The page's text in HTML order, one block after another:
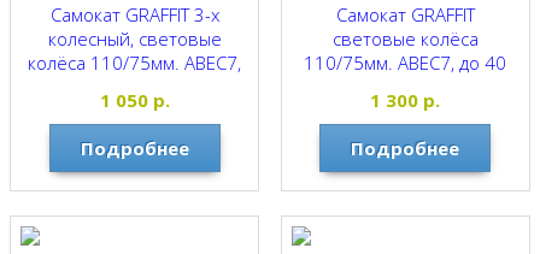
Самокат GRAFFIT 3-х
колесный, световые
колёса 110/75мм. ABEC7,
ЖЁЛТЫЙ
GRAFFITI
1 050р.
Подробнее
Самокат GRAFFIT
световые колёса
110/75мм. ABEC7, до 40
GRAFFITI
1 300 р.
Подробнее